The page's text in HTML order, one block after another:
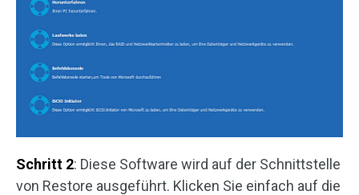
Schritt 2: Diese Software wird auf der Schnittstelle
von Restore ausgeführt. Klicken Sie einfach auf die